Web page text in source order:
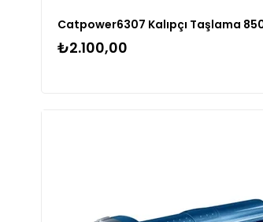
Catpower6307 Kalıpçı Taşlama
₺2.100,00